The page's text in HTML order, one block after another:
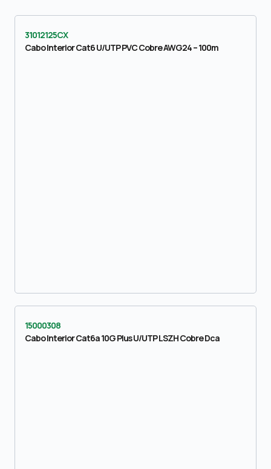
31012125CX
Cabo Interior Cat6 U/UTP PVC Cobre AWG24 – 100m
15000308
Cabo Interior Cat6a 10G Plus U/UTP LSZH Cobre Dca